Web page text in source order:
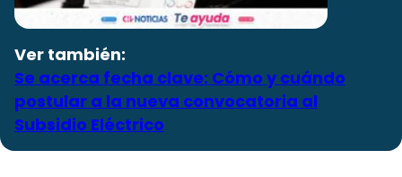
Ver también:
Se acerca fecha clave: Cómo y cuándo
postular a la nueva convocatoria al
Subsidio Eléctrico